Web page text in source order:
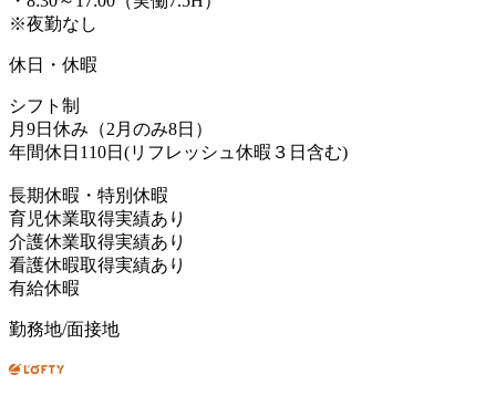
※夜勤なし
休日・休暇
シフト制
月9日休み（2月のみ8日）
年間休日110日(リフレッシュ休暇３日含む)
長期休暇・特別休暇
育児休業取得実績あり
介護休業取得実績あり
看護休暇取得実績あり
有給休暇
勤務地/面接地